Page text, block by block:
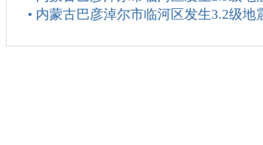
• 内蒙古巴彦淖尔市临河区发生3.2级地